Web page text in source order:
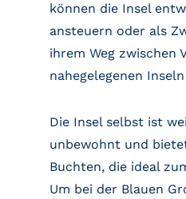
können die Insel
ansteuern oder als
ihrem Weg zwischen
nahegelegenen
Die Insel selbst ist
unbewohnt und
Buchten, die ideal
Um bei der Blauen